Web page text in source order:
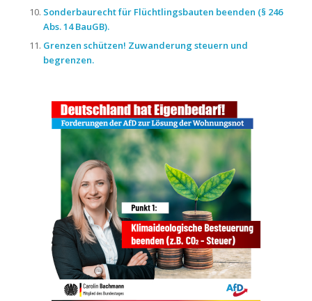
Sonderbaurecht für Flüchtlingsbauten beenden (§ 246
Abs. 14 BauGB).
Grenzen schützen! Zuwanderung steuern und
begrenzen.